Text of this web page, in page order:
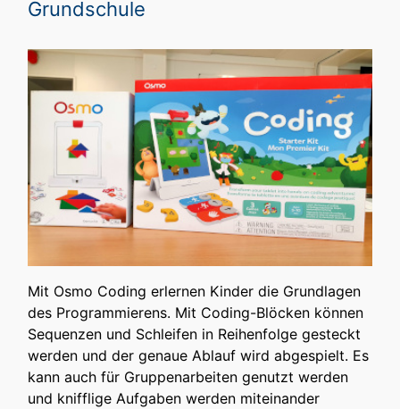
Grundschule
Mit Osmo Coding erlernen Kinder die Grundlagen
des Programmierens. Mit Coding-Blöcken können
Sequenzen und Schleifen in Reihenfolge gesteckt
werden und der genaue Ablauf wird abgespielt. Es
kann auch für Gruppenarbeiten genutzt werden
und knifflige Aufgaben werden miteinander